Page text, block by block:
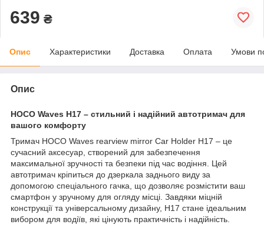
639 ₴
Опис Характеристики Доставка Оплата Умови
Опис
HOCO Waves H17 – стильний і надійний автотримач для
вашого комфорту
Тримач HOCO Waves rearview mirror Car Holder H17 – це
сучасний аксесуар, створений для забезпечення
максимальної зручності та безпеки під час водіння. Цей
автотримач кріпиться до дзеркала заднього виду за
допомогою спеціального гачка, що дозволяє розмістити ваш
смартфон у зручному для огляду місці. Завдяки міцній
конструкції та універсальному дизайну, H17 стане ідеальним
вибором для водіїв, які цінують практичність і надійність.